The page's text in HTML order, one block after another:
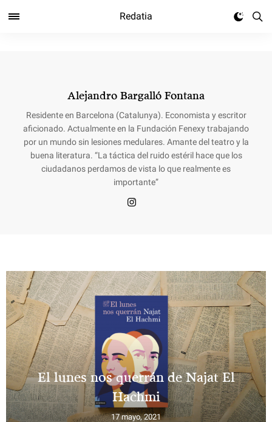
Redatia
Alejandro Bargalló Fontana
Residente en Barcelona (Catalunya). Economista y escritor
aficionado. Actualmente en la Fundación Fenexy trabajando
por un mundo sin lesiones medulares. Amante del teatro y la
buena literatura. “La táctica del ruido estéril hace que los
ciudadanos perdamos de vista lo que realmente es
importante”
El lunes nos querrán de Najat El
Hachmi
17 mayo, 2021